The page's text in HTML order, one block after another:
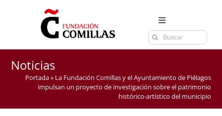
Toggle
Navigation
LA FUNDACIÓN
ESTUDIOS
EL CENTRO
Buscar:
Noticias
Portada» La Fundación Comillas y el Ayuntamiento de Piélagos
impulsan un proyecto de investigación sobre el patrimonio
histórico-artístico del municipio